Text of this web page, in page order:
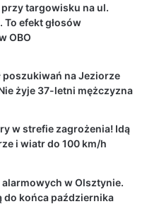
przy targowisku na ul.
efekt głosów
OBO
poszukiwań na Jeziorze
żyje 37-letni mężczyzna
w strefie zagrożenia! Idą
i wiatr do 100 km/h
w Olsztynie.
do końca października